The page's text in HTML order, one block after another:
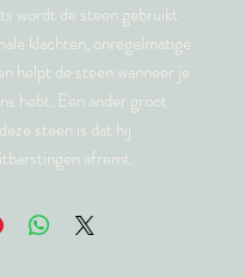
wordt de steen gebruikt
klachten, onregelmatige
helpt de steen wanneer je
hebt. Een ander groot
steen is dat hij
afremt.